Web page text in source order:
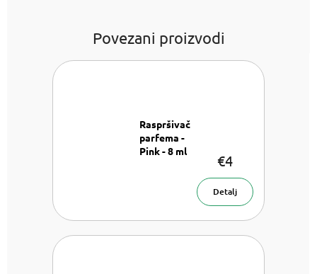
Povezani proizvodi
Raspršivač
parfema -
Pink - 8 ml
€4
Detalj